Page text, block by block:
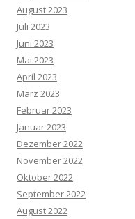
August 2023
Juli 2023
Juni 2023
Mai 2023
April 2023
März 2023
Februar 2023
Januar 2023
Dezember 2022
November 2022
Oktober 2022
September 2022
August 2022